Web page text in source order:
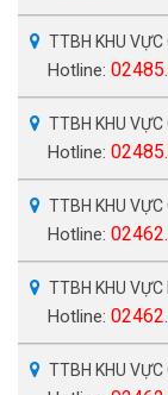
TTBH KHU VỰC
Hotline:
TTBH KHU
Hotline:
TTBH KHU VỰC
Hotline:
TTBH KHU VỰC
Hotline:
TTBH KHU